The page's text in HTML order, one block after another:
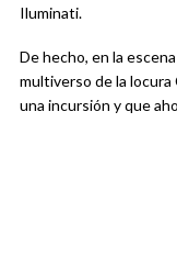
Iluminati.
De hecho, en la
multiverso de la locura
una incursión y que